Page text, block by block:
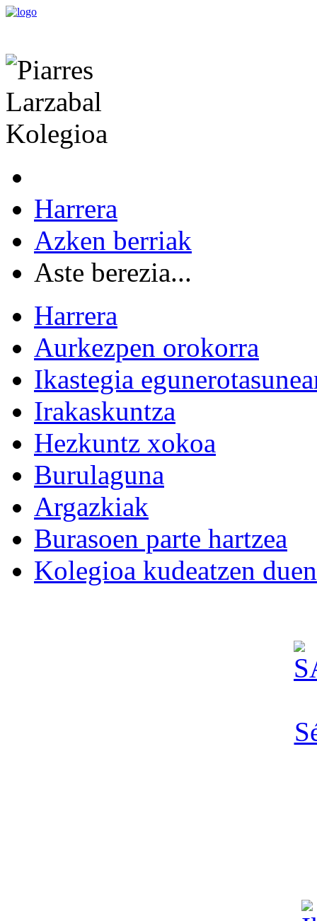
Harrera
Azken berriak
Aste berezia...
Harrera
Aurkezpen orokorra
Ikastegia
Irakaskuntza
Hezkuntz xokoa
Burulaguna
Argazkiak
Burasoen parte hartzea
Kolegioa kudeatzen